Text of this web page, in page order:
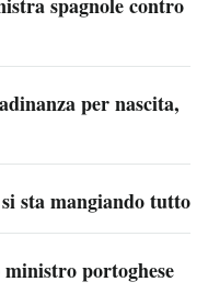
per nascita,
sta mangiando tutto
portoghese